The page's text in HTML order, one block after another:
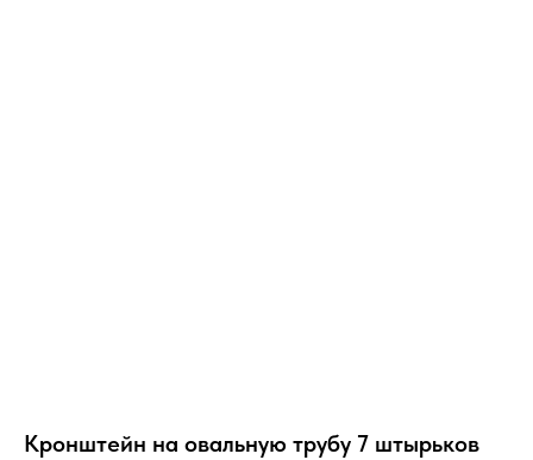
Кронштейн на овальную трубу 7 штырьков